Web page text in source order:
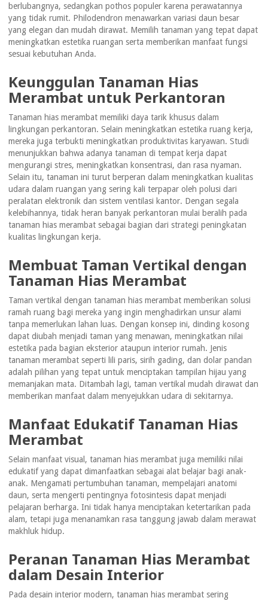
berlubangnya, sedangkan pothos populer karena perawatannya
yang tidak rumit. Philodendron menawarkan variasi daun besar
yang elegan dan mudah dirawat. Memilih tanaman yang tepat dapat
meningkatkan estetika ruangan serta memberikan manfaat fungsi
sesuai kebutuhan Anda.
Keunggulan Tanaman Hias
Merambat untuk Perkantoran
Tanaman hias merambat memiliki daya tarik khusus dalam
lingkungan perkantoran. Selain meningkatkan estetika ruang kerja,
mereka juga terbukti meningkatkan produktivitas karyawan. Studi
menunjukkan bahwa adanya tanaman di tempat kerja dapat
mengurangi stres, meningkatkan konsentrasi, dan rasa nyaman.
Selain itu, tanaman ini turut berperan dalam meningkatkan kualitas
udara dalam ruangan yang sering kali terpapar oleh polusi dari
peralatan elektronik dan sistem ventilasi kantor. Dengan segala
kelebihannya, tidak heran banyak perkantoran mulai beralih pada
tanaman hias merambat sebagai bagian dari strategi peningkatan
kualitas lingkungan kerja.
Membuat Taman Vertikal dengan
Tanaman Hias Merambat
Taman vertikal dengan tanaman hias merambat memberikan solusi
ramah ruang bagi mereka yang ingin menghadirkan unsur alami
tanpa memerlukan lahan luas. Dengan konsep ini, dinding kosong
dapat diubah menjadi taman yang menawan, meningkatkan nilai
estetika pada bagian eksterior ataupun interior rumah. Jenis
tanaman merambat seperti lili paris, sirih gading, dan dolar pandan
adalah pilihan yang tepat untuk menciptakan tampilan hijau yang
memanjakan mata. Ditambah lagi, taman vertikal mudah dirawat dan
memberikan manfaat dalam menyejukkan udara di sekitarnya.
Manfaat Edukatif Tanaman Hias
Merambat
Selain manfaat visual, tanaman hias merambat juga memiliki nilai
edukatif yang dapat dimanfaatkan sebagai alat belajar bagi anak-
anak. Mengamati pertumbuhan tanaman, mempelajari anatomi
daun, serta mengerti pentingnya fotosintesis dapat menjadi
pelajaran berharga. Ini tidak hanya menciptakan ketertarikan pada
alam, tetapi juga menanamkan rasa tanggung jawab dalam merawat
makhluk hidup.
Peranan Tanaman Hias Merambat
dalam Desain Interior
Pada desain interior modern, tanaman hias merambat sering